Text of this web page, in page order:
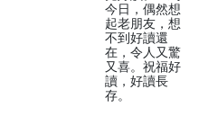
今日，偶然想
起老朋友，想
不到好讀還
在，令人又驚
又喜。祝福好
讀，好讀長
存。